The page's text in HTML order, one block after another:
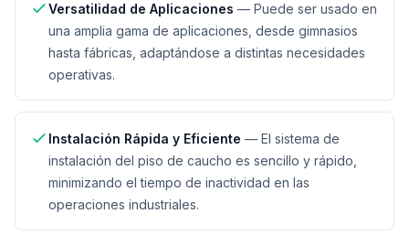
Versatilidad de Aplicaciones — Puede ser usado en
una amplia gama de aplicaciones, desde gimnasios
hasta fábricas, adaptándose a distintas necesidades
operativas.
Instalación Rápida y Eficiente — El sistema de
instalación del piso de caucho es sencillo y rápido,
minimizando el tiempo de inactividad en las
operaciones industriales.